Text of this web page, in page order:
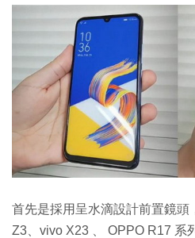
首先是採用呈水滴設計前置鏡頭
Z3、vivo X23 、 OPPO R17 系